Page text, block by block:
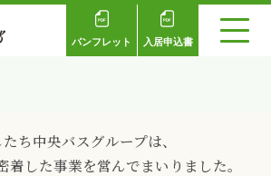
パンフレット 入居申込書
ち中央バスグループは、
着した事業を営んでまいりました。